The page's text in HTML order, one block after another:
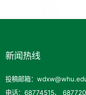
新闻热线
投稿邮箱：
电话：68774515、